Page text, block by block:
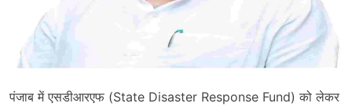
पंजाब में एसडीआरएफ (State Disaster Response Fund) को लेकर